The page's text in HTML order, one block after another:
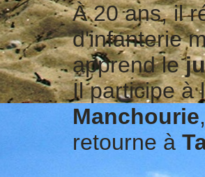
À 20 ans, il
d'infanterie
apprend le
Il participe à
Manchourie
retourne à